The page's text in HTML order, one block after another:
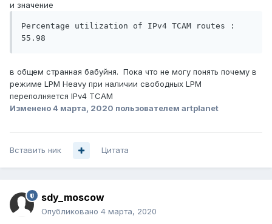
и значение
Percentage utilization of IPv4 TCAM routes :
55.98
в общем странная бабуйня. Пока что не могу понять почему в
режиме LPM Heavy при наличии свободных LPM
переполняется IPv4 TCAM
Изменено4 марта, 2020 пользователем artplanet
Вставить ник Цитата
sdy_moscow
Опубликовано 4 марта, 2020